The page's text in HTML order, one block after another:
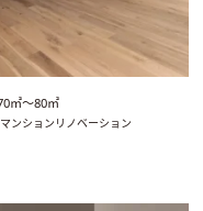
㎡〜80㎡
ンションリノベーション